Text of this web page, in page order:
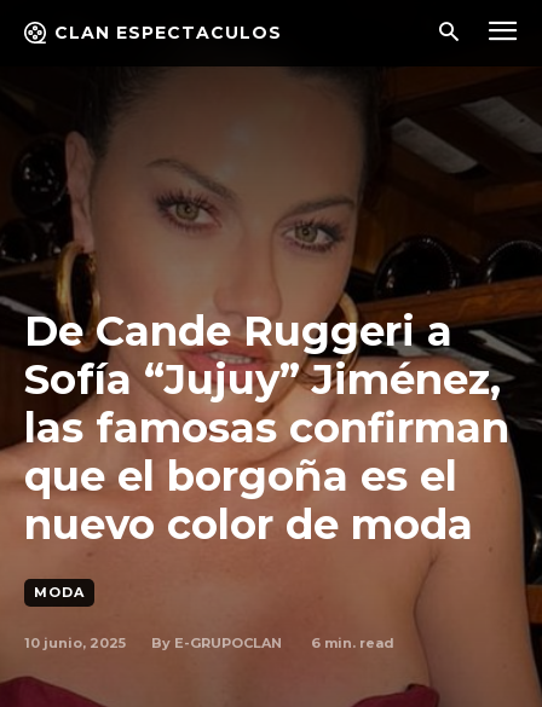
CLAN ESPECTACULOS
De Cande Ruggeri a
Sofía “Jujuy” Jiménez,
las famosas confirman
que el borgoña es el
nuevo color de moda
MODA
10 junio, 2025 By E-GRUPOCLAN 6 min. read